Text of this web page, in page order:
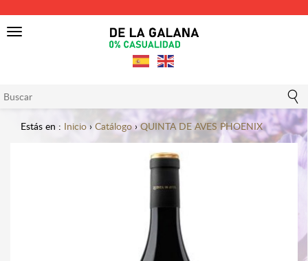
Toggle
Estás en : Inicio › Catálogo › QUINTA DE AVES PHOENIX